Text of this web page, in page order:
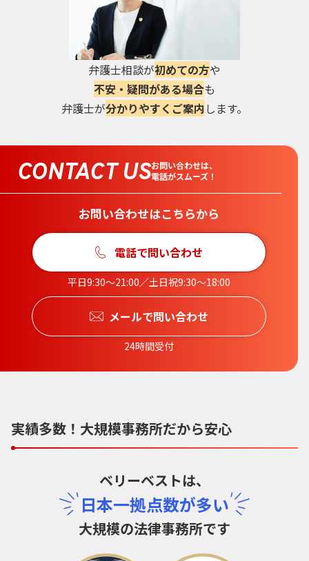
弁護士相談が初めての方や
不安・疑問がある場合も
弁護士が分かりやすくご案内 します。
CONTACT USお問い合わせは、
電話がスムーズ！
お問い合わせはこちらから
電話で問い合わせ
平日9:30〜21:00／土日祝9:30〜18:00
メールで問い合わせ
24時間受付
実績多数！大規模事務所だから安心
ベリーベストは、
日本一拠点数が多い
大規模の法律事務所です